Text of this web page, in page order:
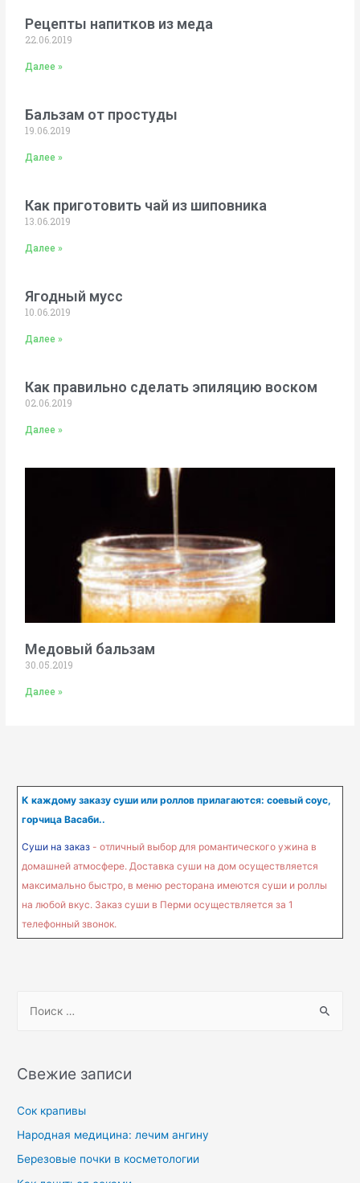
Рецепты напитков из меда
22.06.2019
Далее »
Бальзам от простуды
19.06.2019
Далее »
Как приготовить чай из шиповника
13.06.2019
Далее »
Ягодный мусс
10.06.2019
Далее »
Как правильно сделать эпиляцию воском
02.06.2019
Далее »
Медовый бальзам
30.05.2019
Далее »
К каждому заказу суши или роллов прилагаются: соевый соус,
горчица Васаби..
Суши на заказ - отличный выбор для романтического ужина в
домашней атмосфере. Доставка суши на дом осуществляется
максимально быстро, в меню ресторана имеются суши и роллы
на любой вкус. Заказ суши в Перми осуществляется за 1
телефонный звонок.
Свежие записи
Сок крапивы
Народная медицина: лечим ангину
Березовые почки в косметологии